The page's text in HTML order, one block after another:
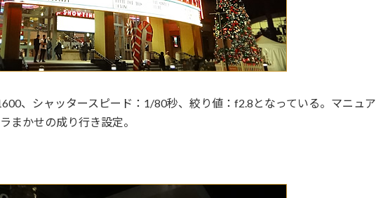
、シャッタースピード：1/80秒、絞り値：f2.8となっている。マニュア
まかせの成り行き設定。